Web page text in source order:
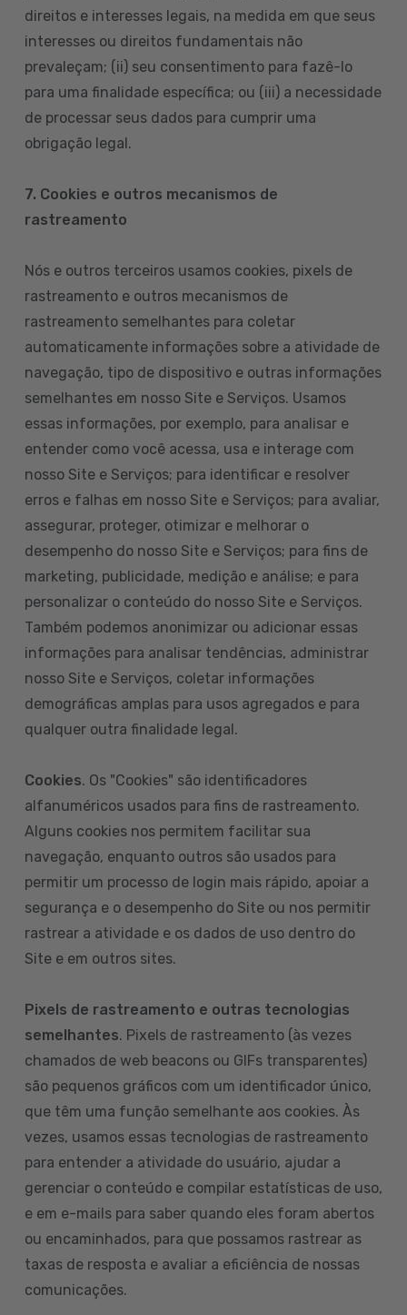
direitos e interesses legais, na medida em que seus
interesses ou direitos fundamentais não
prevaleçam; (ii) seu consentimento para fazê-lo
para uma finalidade específica; ou (iii) a necessidade
de processar seus dados para cumprir uma
obrigação legal.
7. Cookies e outros mecanismos de
rastreamento
Nós e outros terceiros usamos cookies, pixels de
rastreamento e outros mecanismos de
rastreamento semelhantes para coletar
automaticamente informações sobre a atividade de
navegação, tipo de dispositivo e outras informações
semelhantes em nosso Site e Serviços. Usamos
essas informações, por exemplo, para analisar e
entender como você acessa, usa e interage com
nosso Site e Serviços; para identificar e resolver
erros e falhas em nosso Site e Serviços; para avaliar,
assegurar, proteger, otimizar e melhorar o
desempenho do nosso Site e Serviços; para fins de
marketing, publicidade, medição e análise; e para
personalizar o conteúdo do nosso Site e Serviços.
Também podemos anonimizar ou adicionar essas
informações para analisar tendências, administrar
nosso Site e Serviços, coletar informações
demográficas amplas para usos agregados e para
qualquer outra finalidade legal.
Cookies. Os "Cookies" são identificadores
alfanuméricos usados para fins de rastreamento.
Alguns cookies nos permitem facilitar sua
navegação, enquanto outros são usados para
permitir um processo de login mais rápido, apoiar a
segurança e o desempenho do Site ou nos permitir
rastrear a atividade e os dados de uso dentro do
Site e em outros sites.
Pixels de rastreamento e outras tecnologias
semelhantes. Pixels de rastreamento (às vezes
chamados de web beacons ou GIFs transparentes)
são pequenos gráficos com um identificador único,
que têm uma função semelhante aos cookies. Às
vezes, usamos essas tecnologias de rastreamento
para entender a atividade do usuário, ajudar a
gerenciar o conteúdo e compilar estatísticas de uso,
e em e-mails para saber quando eles foram abertos
ou encaminhados, para que possamos rastrear as
taxas de resposta e avaliar a eficiência de nossas
comunicações.